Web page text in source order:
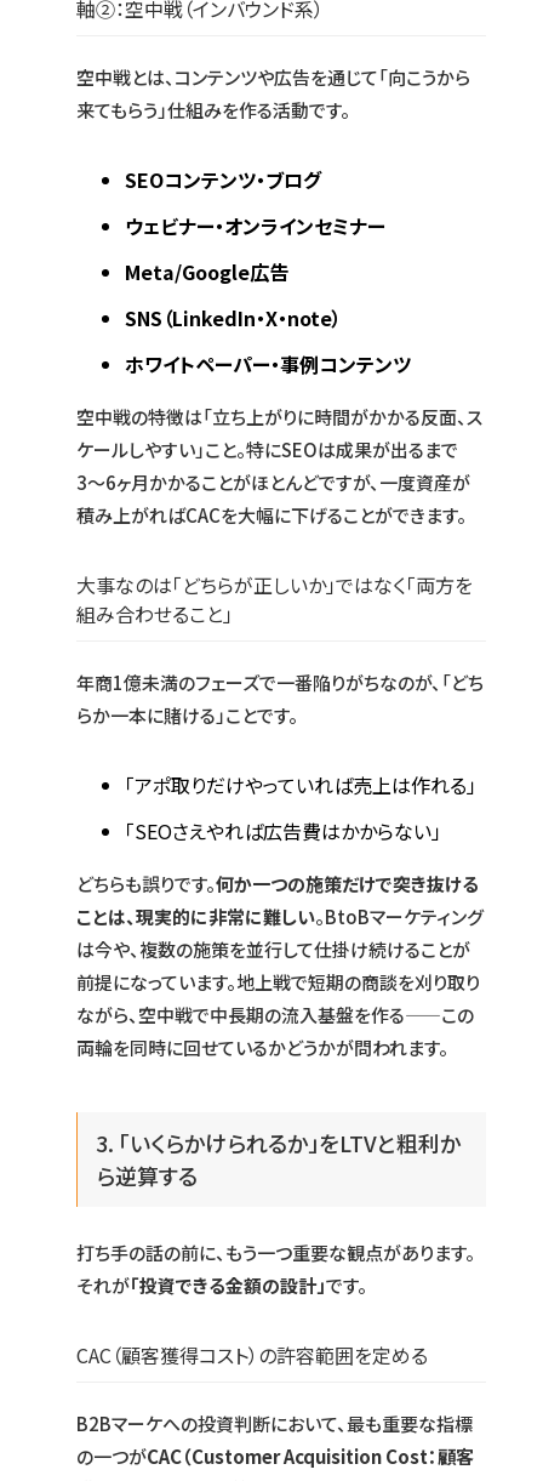
軸②：空中戦（インバウンド系）
空中戦とは、コンテンツや広告を通じて「向こうから
来てもらう」仕組みを作る活動です。
SEOコンテンツ・ブログ
ウェビナー・オンラインセミナー
Meta/Google広告
SNS（LinkedIn・X・note）
ホワイトペーパー・事例コンテンツ
空中戦の特徴は「立ち上がりに時間がかかる反面、ス
ケールしやすい」こと。特にSEOは成果が出るまで
3〜6ヶ月かかることがほとんどですが、一度資産が
積み上がればCACを大幅に下げることができます。
大事なのは「どちらが正しいか」ではなく「両方を
組み合わせること」
年商1億未満のフェーズで一番陥りがちなのが、「どち
らか一本に賭ける」ことです。
「アポ取りだけやっていれば売上は作れる」
「SEOさえやれば広告費はかからない」
どちらも誤りです。何か一つの施策だけで突き抜ける
ことは、現実的に非常に難しい。BtoBマーケティング
は今や、複数の施策を並行して仕掛け続けることが
前提になっています。地上戦で短期の商談を刈り取り
ながら、空中戦で中長期の流入基盤を作る——この
両輪を同時に回せているかどうかが問われます。
3. 「いくらかけられるか」をLTVと粗利か
ら逆算する
打ち手の話の前に、もう一つ重要な観点があります。
それが「投資できる金額の設計」です。
CAC（顧客獲得コスト）の許容範囲を定める
B2Bマーケへの投資判断において、最も重要な指標
の一つがCAC（Customer Acquisition Cost：顧客